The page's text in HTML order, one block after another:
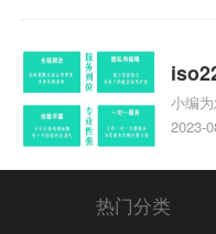
标准
查看
向
小编
就业
和
哪些
可查
2023-
热门分类